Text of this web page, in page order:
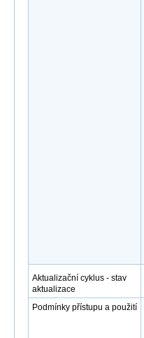
Aktualizační cyklus - stav
aktualizace
Podmínky přístupu a použití